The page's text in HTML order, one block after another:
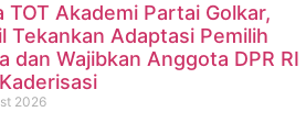
TOT Akademi Partai Golkar,
Tekankan Adaptasi Pemilih
dan Wajibkan Anggota DPR RI
2026